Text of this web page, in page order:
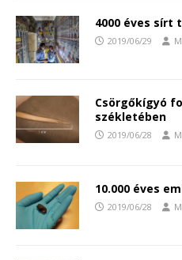
4000 éves sírt
2019/06/29
Csörgőkígyó
székletében
2019/06/28
10.000 éves
2019/06/28